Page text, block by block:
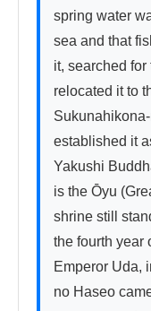
spring water
sea and that
it, searched
relocated it to
established it
Yakushi
is the Ōyu
shrine still
the fourth year
Emperor Uda,
no Haseo